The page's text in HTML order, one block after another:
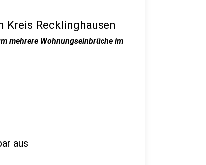
Kreis Recklinghausen
mehrere Wohnungseinbrüche im
aus